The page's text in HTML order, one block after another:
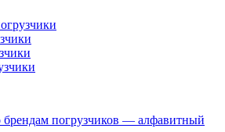
погрузчиков — алфавитный